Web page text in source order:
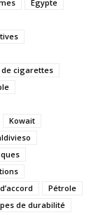
Egypte
cigarettes
Kowait
Pétrole
de durabilité